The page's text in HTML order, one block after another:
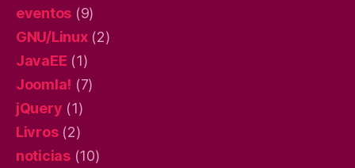
eventos (9)
GNU/Linux(2)
JavaEE (1)
Joomla! (7)
jQuery (1)
Livros(2)
noticias(10)